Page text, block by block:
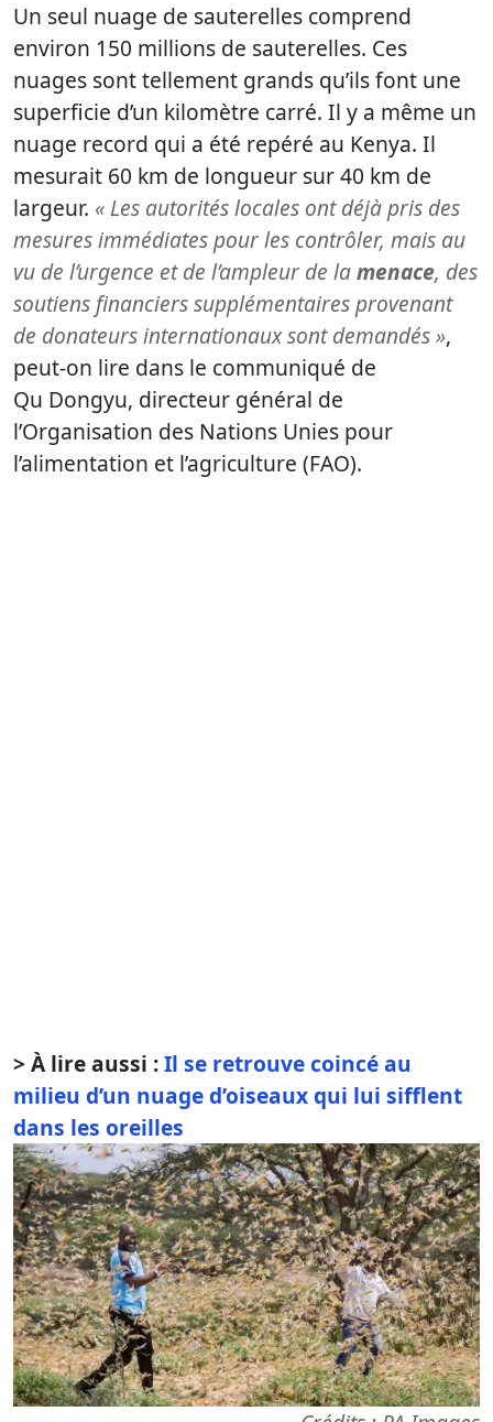
Un seul nuage de sauterelles comprend
environ 150 millions de sauterelles. Ces
nuages sont tellement grands qu’ils font une
superficie d’un kilomètre carré. Il y a même un
nuage record qui a été repéré au Kenya. Il
mesurait 60 km de longueur sur 40 km de
largeur. « Les autorités locales ont déjà pris des
mesures immédiates pour les contrôler, mais au
vu de l’urgence et de l’ampleur de lamenace, des
soutiens financiers supplémentaires provenant
de donateurs internationaux sont demandés »,
peut-on lire dans le communiqué de
Qu Dongyu, directeur général de
l’Organisation des Nations Unies pour
l’alimentation et l’agriculture (FAO).
> À lire aussi :Il se retrouve coincé au
milieu d’un nuage d’oiseaux qui lui sifflent
dans les oreilles